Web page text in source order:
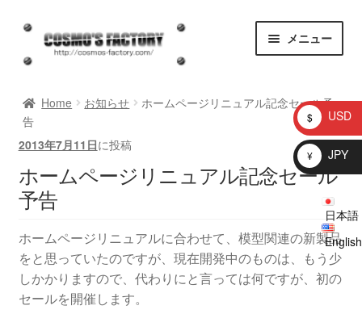
ナ
ゲ
シ
ョ
ン
へ
ス
キ
ッ
プ
コ
テ
ツ
へ
ス
キ
ッ
プ
メニュー
お知らせ
問い合わせ
ブログ
Shop
日本語
English
Home お知らせ
ホームページリニュアル記念セール予
告
2013年7月11日に投稿
ホームページリニュアル記念セール
予告
ホームページリニュアルに合わせて、模型関連の新製品
をと思っていたのですが、現在開発中のものは、もう少
しかかりますので、代わりにと言っては何ですが、初の
セールを開催します。
$ USD
¥ JPY